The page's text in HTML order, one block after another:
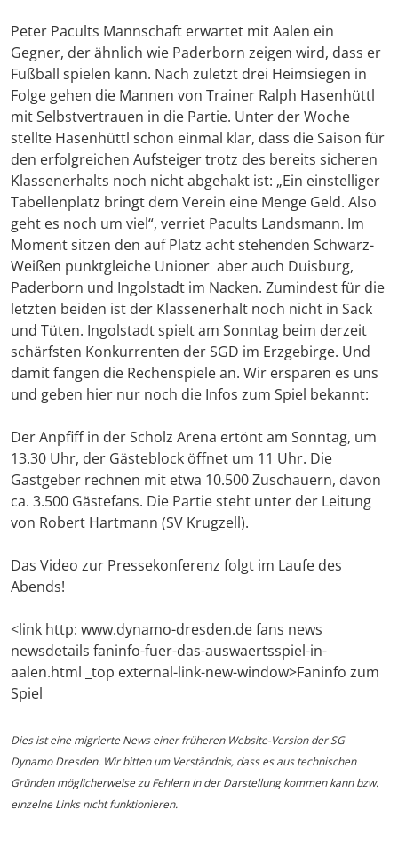
Peter Pacults Mannschaft erwartet mit Aalen ein
Gegner, der ähnlich wie Paderborn zeigen wird, dass er
Fußball spielen kann. Nach zuletzt drei Heimsiegen in
Folge gehen die Mannen von Trainer Ralph Hasenhüttl
mit Selbstvertrauen in die Partie. Unter der Woche
stellte Hasenhüttl schon einmal klar, dass die Saison für
den erfolgreichen Aufsteiger trotz des bereits sicheren
Klassenerhalts noch nicht abgehakt ist: „Ein einstelliger
Tabellenplatz bringt dem Verein eine Menge Geld. Also
geht es noch um viel“, verriet Pacults Landsmann. Im
Moment sitzen den auf Platz acht stehenden Schwarz-
Weißen punktgleiche Unioner aber auch Duisburg,
Paderborn und Ingolstadt im Nacken. Zumindest für die
letzten beiden ist der Klassenerhalt noch nicht in Sack
und Tüten. Ingolstadt spielt am Sonntag beim derzeit
schärfsten Konkurrenten der SGD im Erzgebirge. Und
damit fangen die Rechenspiele an. Wir ersparen es uns
und geben hier nur noch die Infos zum Spiel bekannt:
Der Anpfiff in der Scholz Arena ertönt am Sonntag, um
13.30 Uhr, der Gästeblock öffnet um 11 Uhr. Die
Gastgeber rechnen mit etwa 10.500 Zuschauern, davon
ca. 3.500 Gästefans. Die Partie steht unter der Leitung
von Robert Hartmann (SV Krugzell).
Das Video zur Pressekonferenz folgt im Laufe des
Abends!
<link http: www.dynamo-dresden.de fans news
newsdetails faninfo-fuer-das-auswaertsspiel-in-
aalen.html _top external-link-new-window>Faninfo zum
Spiel
Dies ist eine migrierte News einer früheren Website-Version der SG
Dynamo Dresden. Wir bitten um Verständnis, dass es aus technischen
Gründen möglicherweise zu Fehlern in der Darstellung kommen kann bzw.
einzelne Links nicht funktionieren.